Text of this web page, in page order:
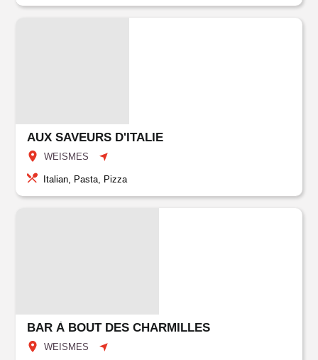
AUX SAVEURS D'ITALIE
WEISMES
Italian, Pasta, Pizza
BAR À BOUT DES CHARMILLES
WEISMES